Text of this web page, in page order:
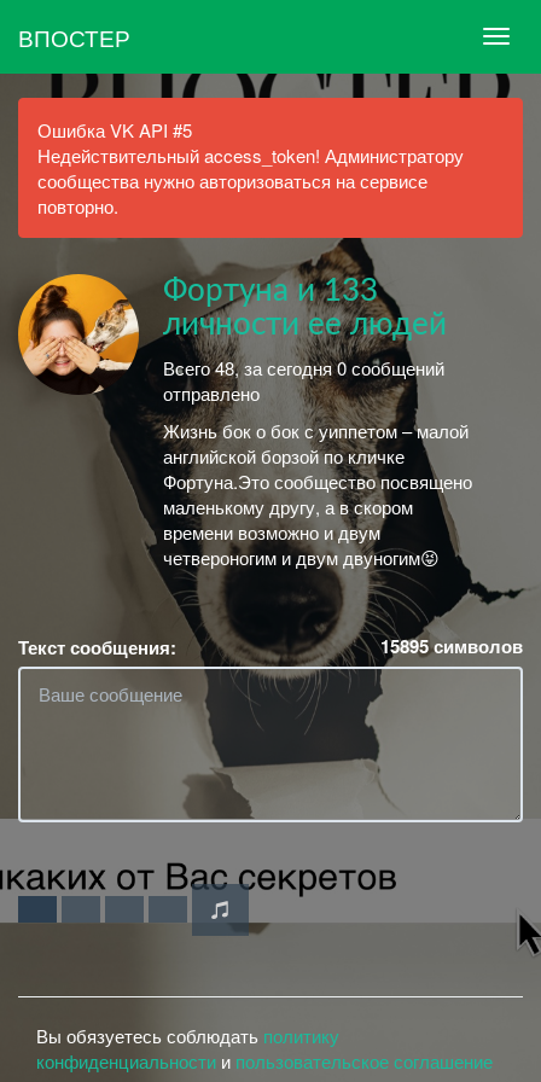
ВПОСТЕР
Ошибка VK API #5
Недействительный access_token! Администратору
сообщества нужно авторизоваться на сервисе
повторно.
Фортуна и 133
личности ее людей
Всего 48, за сегодня 0 сообщений
отправлено
Жизнь бок о бок с уиппетом – малой
английской борзой по кличке
Фортуна.Это сообщество посвящено
маленькому другу, а в скором
времени возможно и двум
четвероногим и двум двуногим😝
Текст сообщения: 15895символов
Вы обязуетесь соблюдать политику
конфиденциальности и пользовательское соглашение